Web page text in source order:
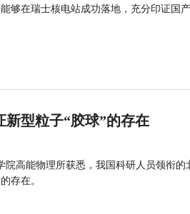
够在瑞士核电站成功落地，充分印证国
新型粒子“胶球”的存在
院高能物理所获悉，我国科研人员领衔
存在。